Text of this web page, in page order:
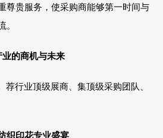
尊贵服务，使采购商能够第一时间与
业的商机与未来
业顶级展商、集顶级采购团队、
织印花专业盛宴